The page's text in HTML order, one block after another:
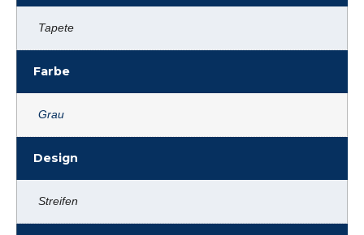
Tapete
Farbe
Grau
Design
Streifen